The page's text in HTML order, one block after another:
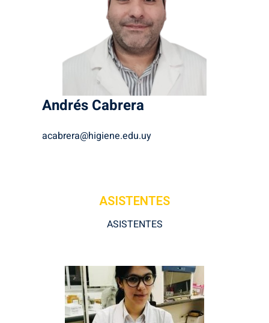
Andrés Cabrera
acabrera@higiene.edu.uy
ASISTENTES
ASISTENTES